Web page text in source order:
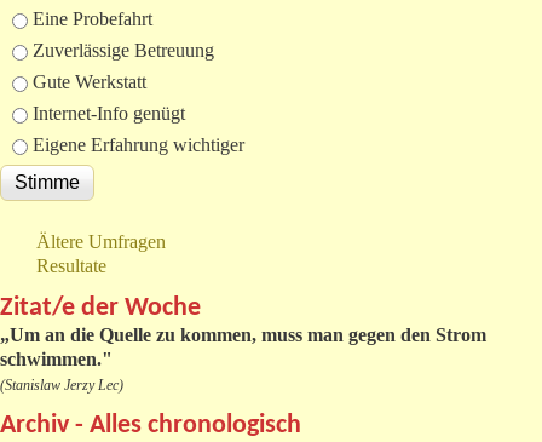
Eine Probefahrt
Zuverlässige Betreuung
Gute Werkstatt
Internet-Info genügt
Eigene Erfahrung wichtiger
Ältere Umfragen
Resultate
Zitat/e der Woche
„Um an die Quelle zu kommen, muss man gegen den Strom
schwimmen."
(Stanislaw Jerzy Lec)
Archiv - Alles chronologisch